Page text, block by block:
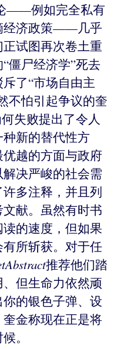
——例如完全私有
经济政策——几乎
试图再次卷土重
僵尸经济学”死去
了“市场自由主
不怕引起争议的奎
失败提出了令人
新的替代性方
越的方面与政府
决严峻的社会需
多注释，并且列
献。虽然有时书
的速度，但如果
所斩获。对于任
推荐他们踏
、但生命力依然顽
的银色子弹、设
金称现在正是将
。